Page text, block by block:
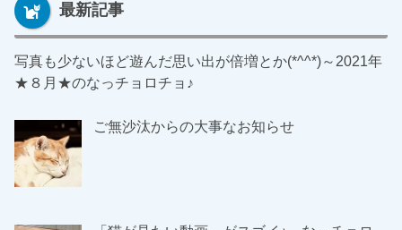
最新記事
写真も少ないほど遊んだ思い出が倍増とか(*^^*)～2021年
★８月★のなっチョロチョ♪
ご無沙汰からの大事なお知らせ